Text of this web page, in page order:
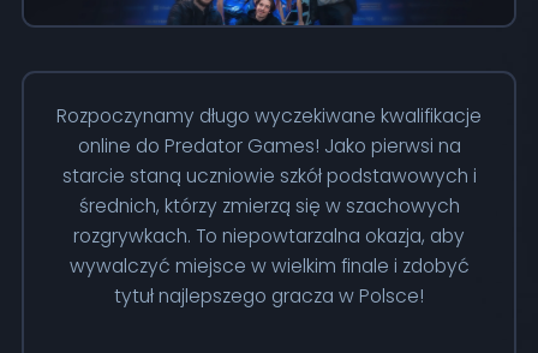
Rozpoczynamy długo wyczekiwane kwalifikacje
online do Predator Games! Jako pierwsi na
starcie staną uczniowie szkół podstawowych i
średnich, którzy zmierzą się w szachowych
rozgrywkach. To niepowtarzalna okazja, aby
wywalczyć miejsce w wielkim finale i zdobyć
tytuł najlepszego gracza w Polsce!